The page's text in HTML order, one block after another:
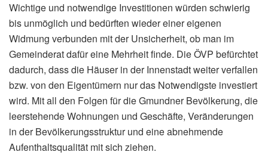
Wichtige und notwendige Investitionen würden schwierig
bis unmöglich und bedürften wieder einer eigenen
Widmung verbunden mit der Unsicherheit, ob man im
Gemeinderat dafür eine Mehrheit finde. Die ÖVP befürchtet
dadurch, dass die Häuser in der Innenstadt weiter verfallen
bzw. von den Eigentümern nur das Notwendigste investiert
wird. Mit all den Folgen für die Gmundner Bevölkerung, die
leerstehende Wohnungen und Geschäfte, Veränderungen
in der Bevölkerungsstruktur und eine abnehmende
Aufenthaltsqualität mit sich ziehen.